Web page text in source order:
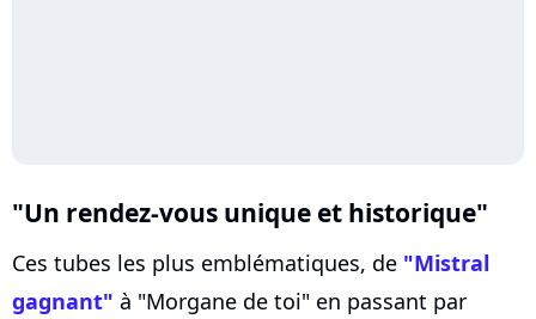
"Un rendez-vous unique et historique"
Ces tubes les plus emblématiques, de "Mistral
gagnant" à "Morgane de toi" en passant par